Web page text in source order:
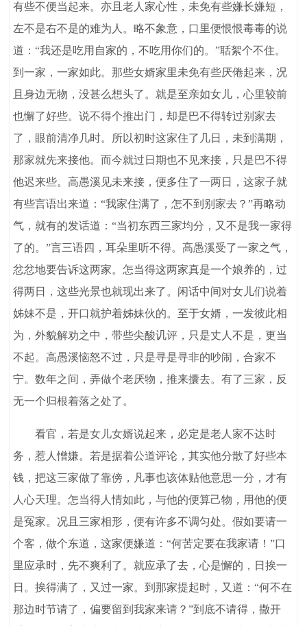
有些不便当起来。亦且老人家心性，未免有些嫌长嫌短，
左不是右不是的难为人。略不象意，口里便恨恨毒毒的说
道：“我还是吃用自家的，不吃用你们的。”聒絮个不住。
到一家，一家如此。那些女婿家里未免有些厌倦起来，况
且身边无物，没甚么想头了。就是至亲如女儿，心里较前
也懈了好些。说不得个推出门，却是巴不得转过别家去
了，眼前清净几时。所以初时这家住了几日，未到满期，
那家就先来接他。而今就过日期也不见来接，只是巴不得
他迟来些。高愚溪见未来接，便多住了一两日，这家子就
有些言语出来道：“我家住满了，怎不到别家去？”再略动
气，就有的发话道：“当初东西三家均分，又不是我一家得
了的。”言三语四，耳朵里听不得。高愚溪受了一家之气，
忿忿地要告诉这两家。怎当得这两家真是一个娘养的，过
得两日，这些光景也就现出来了。闲话中间对女儿们说着
姊妹不是，开口就护着姊妹伙的。至于女婿，一发彼此相
为，外貌解劝之中，带些尖酸讥评，只是丈人不是，更当
不起。高愚溪恼怒不过，只是寻是寻非的吵闹，合家不
宁。数年之间，弄做个老厌物，推来攮去。有了三家，反
无一个归根着落之处了。
看官，若是女儿女婿说起来，必定是老人家不达时
务，惹人憎嫌。若是据着公道评论，其实他分散了好些本
钱，把这三家做了靠傍，凡事也该体贴他意思一分，才有
人心天理。怎当得人情如此，与他的便算己物，用他的便
是冤家。况且三家相形，便有许多不调匀处。假如要请一
个客，做个东道，这家便嫌道：“何苦定要在我家请！”口
里应承时，先不爽利了。就应承了去，心是懈的，日挨一
日。挨得满了，又过一家。到那家提起时，又道：“何不在
那边时节请了，偏要留到我家来请？”到底不请得，撒开